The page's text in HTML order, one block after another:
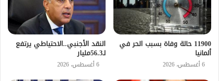
11900 حالة وفاة بسبب الحر في
ألمانيا
6 أغسطس، 2026
النقد الأجنبي..الاحتياطي يرتفع
لـ56.3مليار
6 أغسطس، 2026